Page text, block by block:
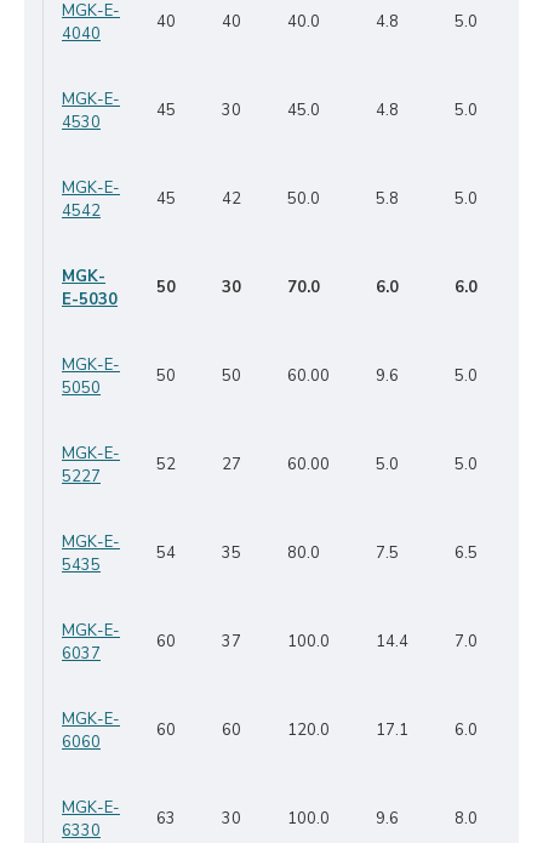
MGK-E-
4040
40 40 40.0 4.8 5.0
MGK-E-
4530
45 30 45.0 4.8 5.0
MGK-E-
4542
45 42 50.0 5.8 5.0
MGK-
E-5030
50 30 70.0 6.0 6.0
MGK-E-
5050
50 50 60.00 9.6 5.0
MGK-E-
5227
52 27 60.00 5.0 5.0
MGK-E-
5435
54 35 80.0 7.5 6.5
MGK-E-
6037
60 37 100.0 14.4 7.0
MGK-E-
6060
60 60 120.0 17.1 6.0
MGK-E-
6330
63 30 100.0 9.6 8.0